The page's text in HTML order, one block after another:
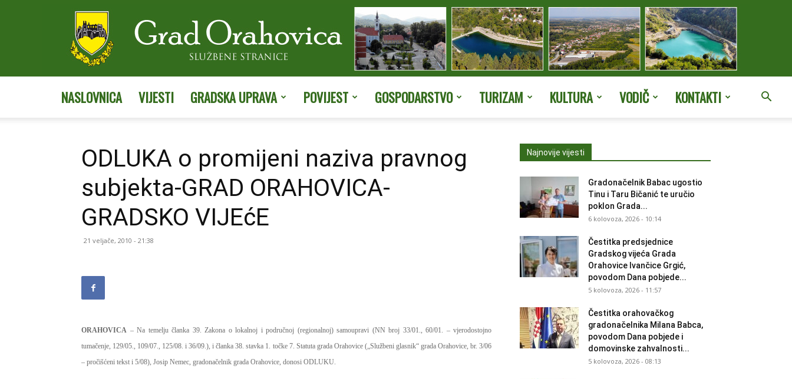
Orahovice
NASLOVNICA VIJESTI GRADSKA UPRAVA POVIJEST GOSPODARSTVO TURIZAM KULTURA VODIČ KONTAKTI
ODLUKA o promijeni naziva pravnog
subjekta-GRAD ORAHOVICA-
GRADSKO VIJEćE
21 veljače, 2010 - 21:38
ORAHOVICA – Na temelju članka 39. Zakona o lokalnoj i područnoj (regionalnoj) samoupravi (NN broj 33/01., 60/01. – vjerodostojno
tumačenje, 129/05., 109/07., 125/08. i 36/09.), i članka 38. stavka 1. točke 7. Statuta grada Orahovice („Službeni glasnik“ grada Orahovice, br. 3/06
– pročišćeni tekst i 5/08), Josip Nemec, gradonačelnik grada Orahovice, donosi ODLUKU.
Najnovije vijesti
Gradonačelnik Babac ugostio
Tinu i Taru Bičanić te uručio
poklon Grada...
6 kolovoza, 2026 - 10:14
Čestitka predsjednice
Gradskog vijeća Grada
Orahovice Ivančice Grgić,
povodom Dana pobjede...
5 kolovoza, 2026 - 11:57
Čestitka orahovačkog
gradonačelnika Milana Babca,
povodom Dana pobjede i
domovinske zahvalnosti...
5 kolovoza, 2026 - 08:13